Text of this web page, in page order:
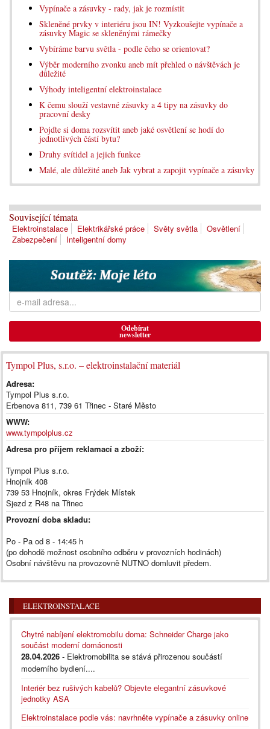
Vypínače a zásuvky - rady, jak je rozmístit
Skleněné prvky v interiéru jsou IN! Vyzkoušejte vypínače a
zásuvky Magic se skleněnými rámečky
Vybíráme barvu světla - podle čeho se orientovat?
Výběr moderního zvonku aneb mít přehled o návštěvách je
důležité
Výhody inteligentní elektroinstalace
K čemu slouží vestavné zásuvky a 4 tipy na zásuvky do
pracovní desky
Pojďte si doma rozsvítit aneb jaké osvětlení se hodí do
jednotlivých částí bytu?
Druhy svítidel a jejich funkce
Malé, ale důležité aneb Jak vybrat a zapojit vypínače a zásuvky
Související témata
Elektroinstalace Elektrikářské práce Světy světla
Osvětlení
Zabezpečení
Inteligentní domy
Odebírat
newsletter
Tympol Plus, s.r.o. – elektroinstalační materiál
Adresa:
Tympol Plus s.r.o.
Erbenova 811, 739 61 Třinec - Staré Město
WWW:
www.tympolplus.cz
Adresa pro příjem reklamací a zboží:
Tympol Plus s.r.o.
Hnojník 408
739 53 Hnojník, okres Frýdek Místek
Sjezd z R48 na Třinec
Provozní doba skladu:
Po - Pa od 8 - 14:45 h
(po dohodě možnost osobního odběru v provozních hodinách)
Osobní návštěvu na provozovně NUTNO domluvit předem.
ELEKTROINSTALACE
Chytré nabíjení elektromobilu doma: Schneider Charge jako
součást moderní domácnosti
28.04.2026 - Elektromobilita se stává přirozenou součástí
moderního bydlení....
Interiér bez rušivých kabelů? Objevte elegantní zásuvkové
jednotky ASA
Elektroinstalace podle vás: navrhněte vypínače a zásuvky online